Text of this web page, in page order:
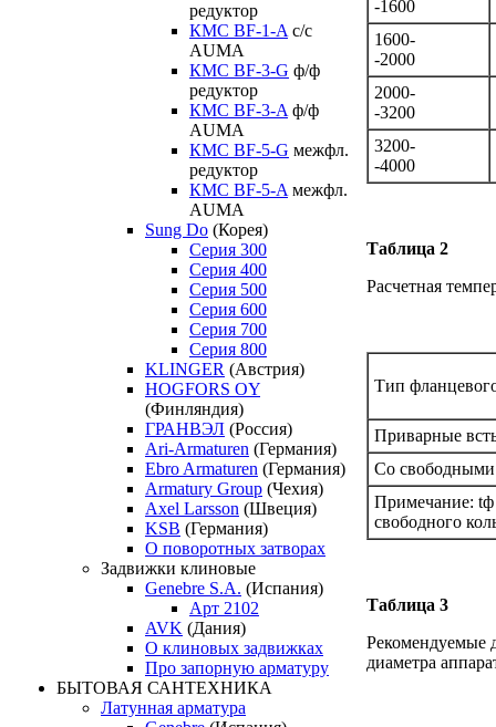
редуктор
КМС BF-1-A с/с
AUMA
КМС BF-3-G ф/ф
редуктор
КМС BF-3-A ф/ф
AUMA
КМС BF-5-G межфл.
редуктор
КМС BF-5-A межфл.
AUMA
Sung Do (Корея)
Серия 300
Серия 400
Серия 500
Серия 600
Серия 700
Серия 800
KLINGER (Австрия)
HOGFORS OY
(Финляндия)
ГРАНВЭЛ (Россия)
Ari-Armaturen (Германия)
Ebro Armaturen (Германия)
Armatury Group (Чехия)
Axel Larsson (Швеция)
KSB (Германия)
О поворотных затворах
Задвижки клиновые
Genebre S.A. (Испания)
Арт 2102
AVK (Дания)
О клиновых задвижках
Про запорную арматуру
БЫТОВАЯ САНТЕХНИКА
Латунная арматура
-1600
1600-
-2000
2000-
-3200
3200-
-4000
Таблица 2
Расчетная
Тип
Приварные
Со
Примечание: tф
свободного
Таблица 3
Рекомендуемые
диаметра